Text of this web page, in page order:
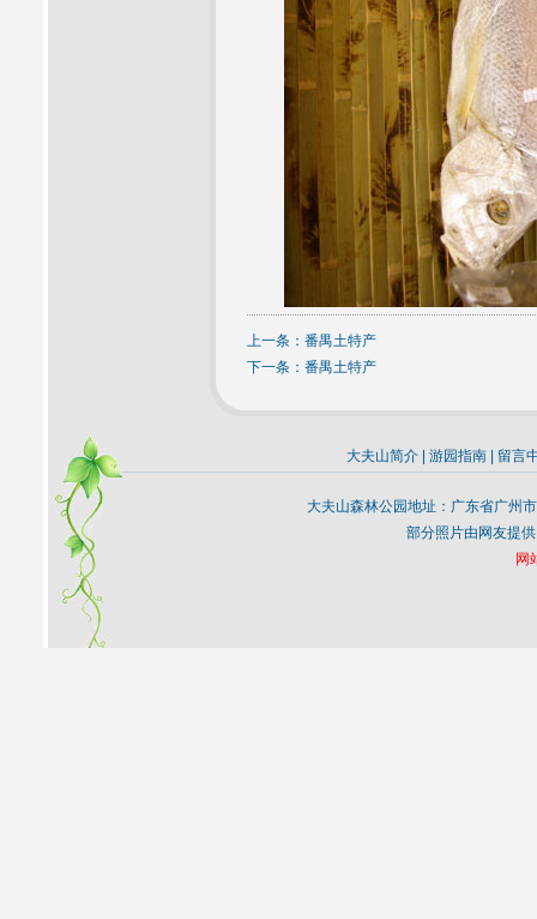
上一条： 番禺土特产
下一条： 番禺土特产
大夫山简介 游园指南 留言
大夫山森林公园地址：广东省广州
部分照片由网友提
网